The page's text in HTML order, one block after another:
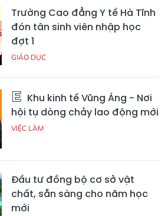
Trường Cao đẳng Y tế Hà Tĩnh
đón tân sinh viên nhập học
đợt 1
GIÁO DỤC
Khu kinh tế Vũng Áng - Nơi
hội tụ dòng chảy lao động mới
VIỆC LÀM
Đầu tư đồng bộ cơ sở vật
chất, sẵn sàng cho năm học
mới